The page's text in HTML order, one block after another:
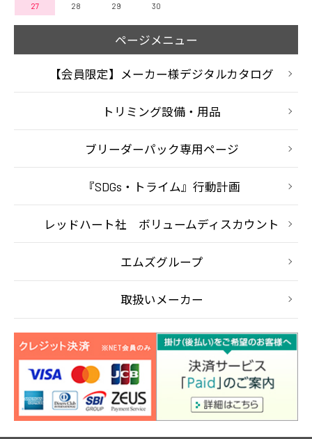
27 28 29 30
ページメニュー
【会員限定】メーカー様デジタルカタログ
トリミング設備・用品
ブリーダーパック専用ページ
『SDGs・トライム』行動計画
レッドハート社 ボリュームディスカウント
エムズグループ
取扱いメーカー